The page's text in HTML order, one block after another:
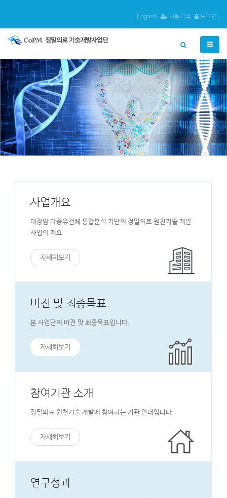
English 회원가입 로그인
검
하
기
사업개요
대장암 다중유전체 통합분석 기반의 정밀의료 원천기술 개발
사업의 개요
자세히보기
비전 및 최종목표
본 사업단의 비전 및 최종목표입니다.
자세히보기
참여기관 소개
정밀의료 원천기술 개발에 참여하는 기관 안내입니다.
자세히보기
연구성과